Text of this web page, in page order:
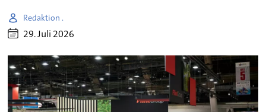
Redaktion .
29. Juli 2026